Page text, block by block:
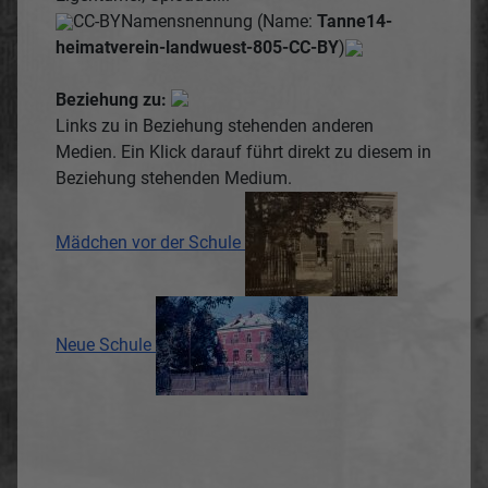
CC-BYNamensnennung (Name: Tanne14-
heimatverein-landwuest-805-CC-BY)
Beziehung zu:
Links zu in Beziehung stehenden anderen
Medien. Ein Klick darauf führt direkt zu diesem in
Beziehung stehenden Medium.
Mädchen vor der Schule
Neue Schule